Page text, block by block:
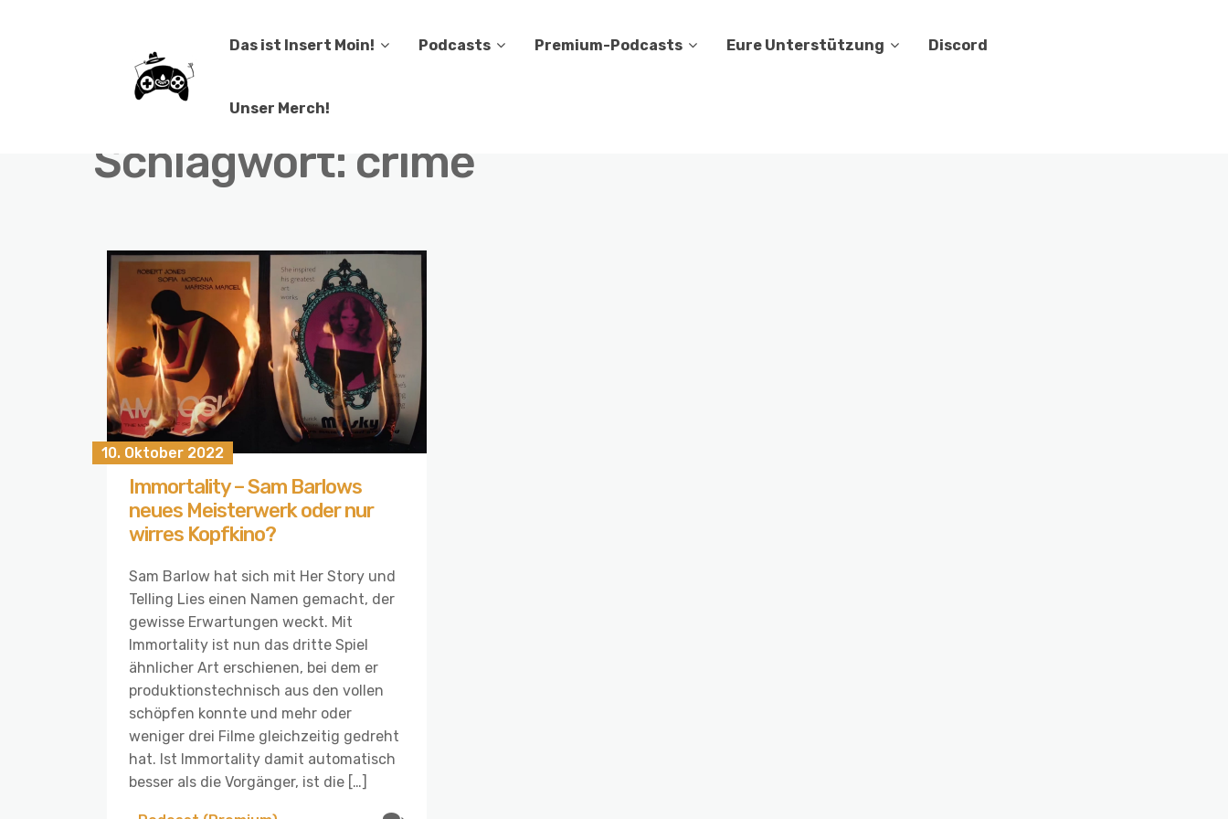
Das ist Insert Moin! Podcasts Premium-Podcasts Eure Unterstützung Discord
Unser Merch!
Schlagwort: crime
10. Oktober 2022
Immortality – Sam Barlows
neues Meisterwerk oder nur
wirres Kopfkino?
Sam Barlow hat sich mit Her Story und
Telling Lies einen Namen gemacht, der
gewisse Erwartungen weckt. Mit
Immortality ist nun das dritte Spiel
ähnlicher Art erschienen, bei dem er
produktionstechnisch aus den vollen
schöpfen konnte und mehr oder
weniger drei Filme gleichzeitig gedreht
hat. Ist Immortality damit automatisch
besser als die Vorgänger, ist die […]